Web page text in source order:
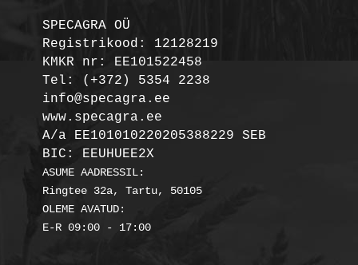
SPECAGRA OÜ
Registrikood: 12128219
KMKR nr: EE101522458
Tel: (+372) 5354 2238
info@specagra.ee
A/a EE101010220205388229 SEB
BIC: EEUHUEE2X
ASUME AADRESSIL:
Ringtee 32a, Tartu, 50105
OLEME AVATUD:
E-R 09:00 - 17:00